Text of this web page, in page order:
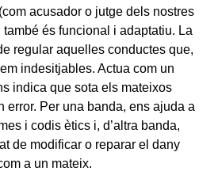
acusador o jutge dels nostres
és funcional i adaptatiu. La
regular aquelles conductes que,
indesitjables. Actua com un
indica que sota els mateixos
error. Per una banda, ens ajuda a
i codis ètics i, d’altra banda,
de modificar o reparar el dany
a un mateix.